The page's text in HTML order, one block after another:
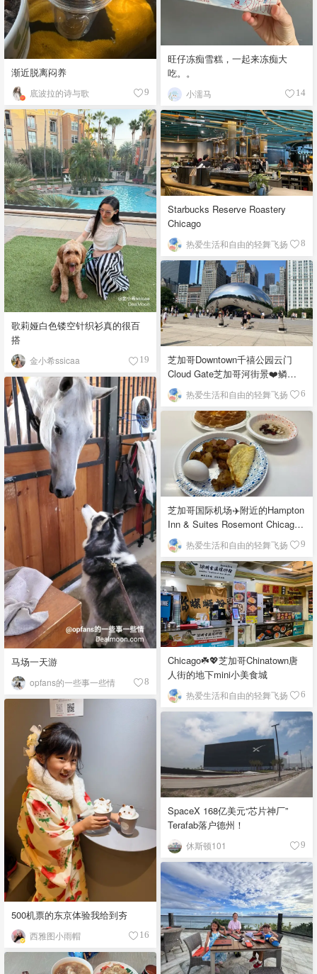
旺仔冻痴雪糕，一起来冻痴大
吃。。
小濡马 14
渐近脱离闷养
底波拉的诗与歌 9
歌莉娅白色镂空针织衫真的很百
搭
金小希ssicaa 19
Starbucks Reserve Roastery
Chicago
热爱生活和自由的轻舞飞扬 8
芝加哥Downtown千禧公园云门
Cloud Gate芝加哥河街景❤️鳞次
栉比的高楼
热爱生活和自由的轻舞飞扬 6
马场一天游
opfans的一些事一些情 8
芝加哥国际机场✈️附近的Hampton
Inn & Suites Rosemont Chicago
O'Hare自助早餐
热爱生活和自由的轻舞飞扬 9
Chicago☘️💖芝加哥Chinatown唐
人街的地下mini小美食城
热爱生活和自由的轻舞飞扬 6
500机票的东京体验我给到夯
西雅图小雨帽 16
SpaceX 168亿美元“芯片神厂”
Terafab落户德州！
休斯顿101 9